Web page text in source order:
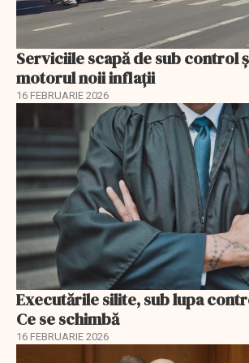
Serviciile scapă de sub control
motorul noii inflații
16 FEBRUARIE 2026
Executările silite, sub lupa
Ce se schimbă
16 FEBRUARIE 2026